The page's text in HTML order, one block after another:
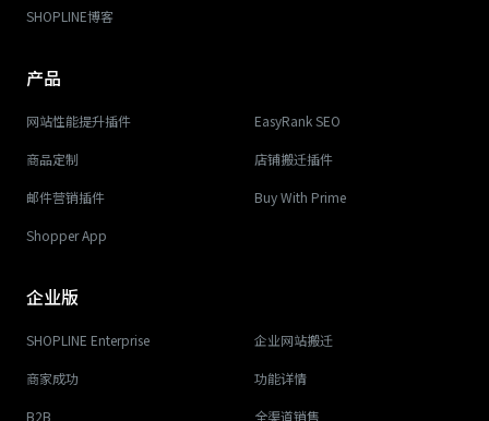
SHOPLINE博客
产品
网站性能提升插件 EasyRank SEO
商品定制 店铺搬迁插件
邮件营销插件 Buy With Prime
Shopper App
企业版
SHOPLINE Enterprise 企业网站搬迁
商家成功 功能详情
B2B 全渠道销售